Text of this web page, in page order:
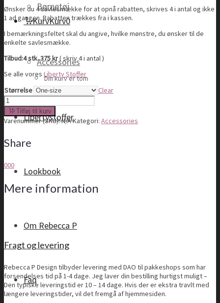
Børnetøj
Accessories
Libertystoffer
Lookbook
Om Rebecca P
Faq
KurvKurv0
Din kurv er tom
Ønsker du 4 savlesmække for at opnå rabatten, skrives 4 i antal og ikke
1 ad gangen. Rabatten trækkes fra i kassen.
I bemærkningsfeltet skal du angive, hvilke mønstre, du ønsker til de
enkelte savlesmække.
Tilbud:4 stk. 375 kr( skriv 4 i antal )
Se alle vores Liberty Stoffer
Størrelse
Clear
Savlesmække
quantityTilføj til kurv
Varenummer (SKU):N/AKategori: Accessories
Share
000
Mere information
Fragt og levering
Rebecca P Design tilbyder levering med DAO til pakkeshops som har
forsendelses tid på 1-4 dage. Jeg laver din bestilling hurtigst muligt –
Den typiske leveringstid er 10 – 14 dage. Hvis der er ekstra travlt med
længere leveringstider, vil det fremgå af hjemmesiden.